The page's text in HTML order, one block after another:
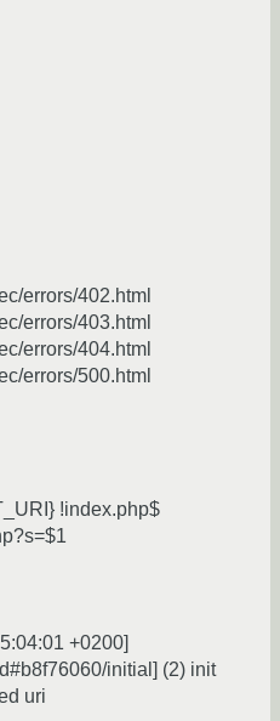
errors/402.html
errors/403.html
errors/404.html
errors/500.html
!index.php$
+0200]
initial] (2) init
uri